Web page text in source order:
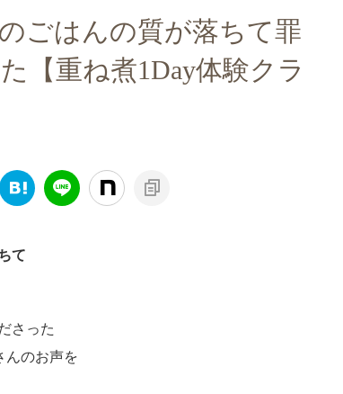
ごはんの質が落ちて罪
【重ね煮1Day体験クラ
て
さった
のお声を